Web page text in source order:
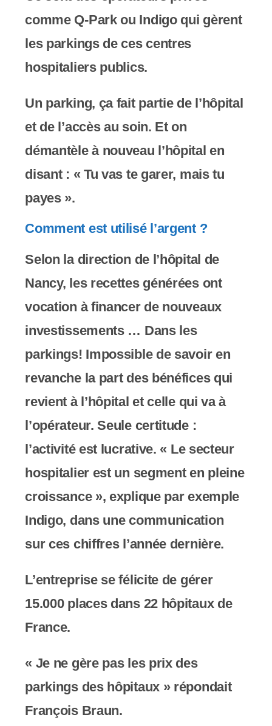
comme Q-Park ou Indigo qui gèrent
les parkings de ces centres
hospitaliers publics.
Un parking, ça fait partie de l’hôpital
et de l’accès au soin. Et on
démantèle à nouveau l’hôpital en
disant : « Tu vas te garer, mais tu
payes ».
Comment est utilisé l’argent ?
Selon la direction de l’hôpital de
Nancy, les recettes générées ont
vocation à financer de nouveaux
investissements … Dans les
parkings! Impossible de savoir en
revanche la part des bénéfices qui
revient à l’hôpital et celle qui va à
l’opérateur. Seule certitude :
l’activité est lucrative. « Le secteur
hospitalier est un segment en pleine
croissance », explique par exemple
Indigo, dans une communication
sur ces chiffres l’année dernière.
L’entreprise se félicite de gérer
15.000 places dans 22 hôpitaux de
France.
« Je ne gère pas les prix des
parkings des hôpitaux » répondait
François Braun.